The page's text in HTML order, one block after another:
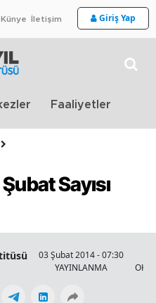
Künye İletişim Giriş Yap
Faaliyetler
Sayısı
03 Şubat 2014 - 07:30
YAYINLANMA